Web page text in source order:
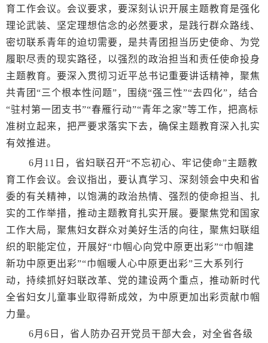
育工作会议。会议要求，要深刻认识开展主题教育是强化
理论武装、坚定理想信念的必然要求，是践行群众路线、
密切联系青年的迫切需要，是共青团担当历史使命、为党
履职尽责的现实路径，以强烈的政治担当和责任使命投身
主题教育。要深入贯彻习近平总书记重要讲话精神，聚焦
共青团“三个根本性问题”，围绕“强三性”“去四化”，结合
“驻村第一团支书”“春雁行动”“青年之家”等工作，把高标
准树立起来，把严要求落实下去，确保主题教育深入扎实
有效推进。
6月11日，省妇联召开“不忘初心、牢记使命”主题教
育工作会议。会议指出，要认真学习、深刻领会中央和省
委的有关精神，以饱满的政治热情、强烈的使命担当、扎
实的工作举措，推动主题教育扎实开展。要聚焦党和国家
工作大局，聚焦妇女群众对美好生活的向往，聚焦妇联组
织的职能定位，开展好“巾帼心向党中原更出彩”“巾帼建
新功中原更出彩”“巾帼暖人心中原更出彩”三大系列行
动，持续抓好妇联改革、党的建设两个重点，推动新时代
全省妇女儿童事业取得新成效，为中原更加出彩贡献巾帼
力量。
6月6日，省人防办召开党员干部大会，对全省各级